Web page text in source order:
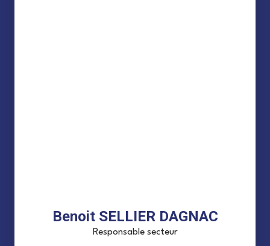
Benoit SELLIER DAGNAC
Responsable secteur